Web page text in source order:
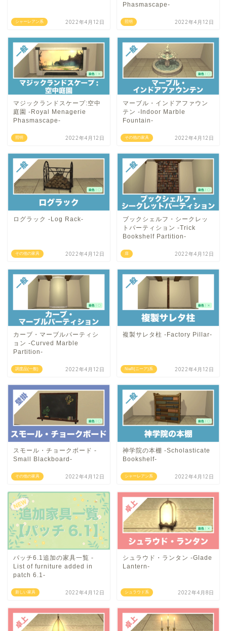
シャーレアン系 2022年4月12日 照明
Phasmascape-
2022年4月12日
照明
マジックランドスケープ:空中
庭園 -Royal Menagerie
Phasmascape-
2022年4月12日 その他の家具
マーブル・インドアファウン
テン -Indoor Marble
Fountain-
2022年4月12日
その他の家具
ログラック -Log Rack-
2022年4月12日 扉
ブックシェルフ・シークレッ
トパーティション -Trick
Bookshelf Partition-
2022年4月12日
調度品(一般)
カーブ・マーブルパーティシ
ョン -Curved Marble
Partition-
2022年4月12日 NieR(ニーア)系
複製サレタ柱 -Factory Pillar-
2022年4月12日
その他の家具
スモール・チョークボード -
Small Blackboard-
2022年4月12日 シャーレアン系
神学院の本棚 -Scholasticate
Bookshelf-
2022年4月12日
新しい家具
パッチ6.1追加の家具一覧 -
List of furniture added in
patch 6.1-
2022年4月12日 シュラウド系
シュラウド・ランタン -Glade
Lantern-
2022年4月8日